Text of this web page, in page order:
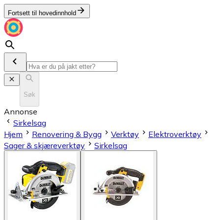
Fortsett til hovedinnhold
Søk
Annonse
Sirkelsag
Hjem
Renovering & Bygg Verktøy
Elektroverktøy
Sager & skjæreverktøy
Sirkelsag